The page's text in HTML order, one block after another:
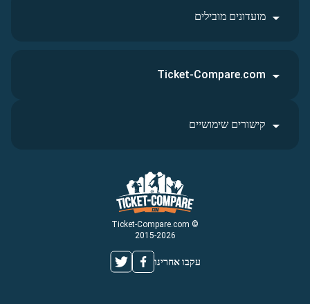
מועדונים מובילים
© Ticket-Compare.com
2015-2026
עקבו אחרינו
Ticket-Compare.com
קישורים שימושיים